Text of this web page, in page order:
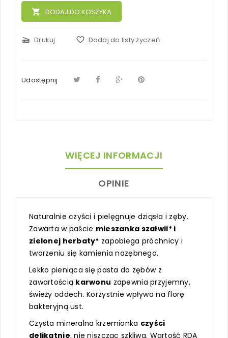
local_grocery_store DODAJ DO KOSZYKA
scanner Drukuj favorite_border Dodaj do listy życzeń
Udostępnij
WIĘCEJ INFORMACJI
OPINIE
Naturalnie czyści i pielęgnuje dziąsła i zęby.
Zawarta w paście mieszanka szałwii* i
zielonej herbaty* zapobiega próchnicy i
tworzeniu się kamienia nazębnego.
Lekko pieniąca się pasta do zębów z
zawartością karwonu zapewnia przyjemny,
świeży oddech. Korzystnie wpływa na florę
bakteryjną ust.
Czysta mineralna krzemionka czyści
delikatnie, nie niszcząc szkliwa. Wartość RDA